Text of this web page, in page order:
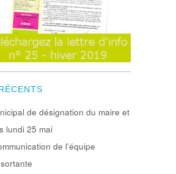
de désignation du maire et
lundi 25 mai
de l’équipe